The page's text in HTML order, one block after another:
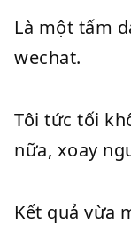
Là một tấm
wechat.
Tôi tức tối
nữa, xoay
Kết quả vừa